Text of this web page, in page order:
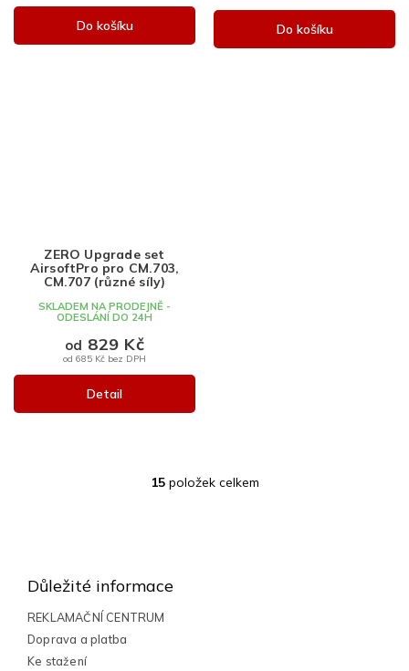
Do košíku Do košíku
ZERO Upgrade set
AirsoftPro pro CM.703,
CM.707 (různé síly)
SKLADEM NA PRODEJNĚ -
ODESLÁNÍ DO 24H
od 685 Kč bez DPH
od 829 Kč
Detail
O
15položek celkem
Důležité informace
REKLAMAČNÍ CENTRUM
Doprava a platba
Ke stažení